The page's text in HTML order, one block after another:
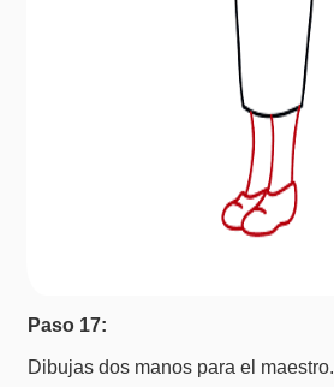
Paso 17:
Dibujas dos manos para el maestro.